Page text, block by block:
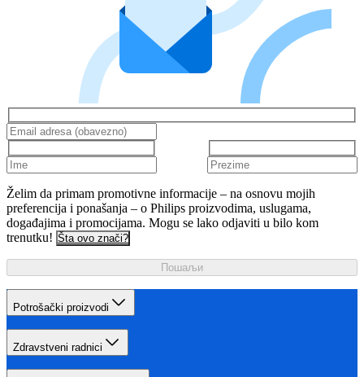
Želim da primam promotivne informacije – na osnovu mojih
preferencija i ponašanja – o Philips proizvodima, uslugama,
događajima i promocijama. Mogu se lako odjaviti u bilo kom
trenutku! Šta ovo znači?
Пошаљи
Potrošački proizvodi
Zdravstveni radnici